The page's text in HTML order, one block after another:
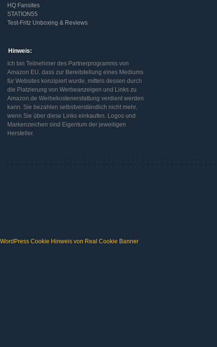
HQ Fansites
STATION55
Test-Fritz Unboxing & Reviews
Hinweis:
Ich bin Teilnehmer des Partnerprogramms von
Amazon EU, dass zur Bereitstellung eines Mediums
für Websites konzipiert wurde, mittels dessen durch
die Platzierung von Werbeanzeigen und Links zu
Amazon.de Werbekostenerstattung verdient werden
kann. Sie bezahlen selbstverständlich nicht mehr,
wenn Sie über diese Links einkaufen. Logos und
Markenzeichen sind Eigentum der jeweiligen
Hersteller.
WordPress Cookie Hinweis von Real Cookie Banner